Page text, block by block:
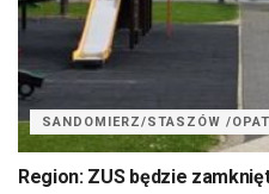
SANDOMIERZ/STASZÓW /
Region: ZUS będzie